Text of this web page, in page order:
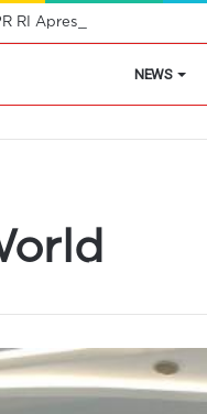
RI Apresiasi Polres
NEWS